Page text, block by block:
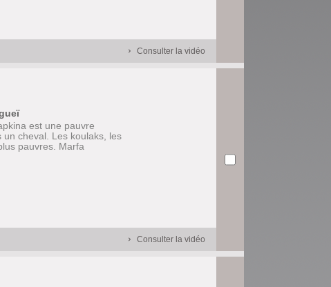
Consulter la vidéo
est une pauvre
cheval. Les koulaks, les
pauvres. Marfa
Consulter la vidéo